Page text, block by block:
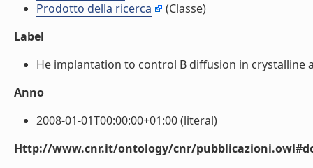
Prodotto della ricerca
(Classe)
Label
He implantation to control B diffusion in crystalline
Anno
2008-01-01T00:00:00+01:00 (literal)
Http://www.cnr.it/ontology/cnr/